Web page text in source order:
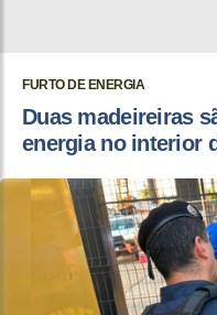
FURTO DE ENERGIA
Duas madeireiras
energia no interior